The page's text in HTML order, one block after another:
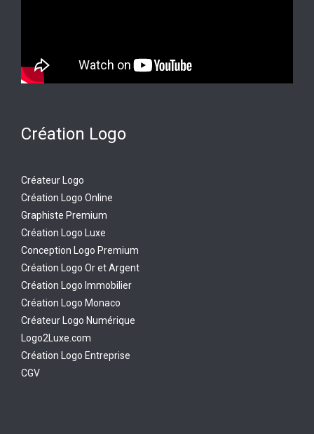
Création Logo
Créateur Logo
Création Logo Online
Graphiste Premium
Création Logo Luxe
Conception Logo Premium
Création Logo Or et Argent
Création Logo Immobilier
Création Logo Monaco
Créateur Logo Numérique
Logo2Luxe.com
Création Logo Entreprise
CGV